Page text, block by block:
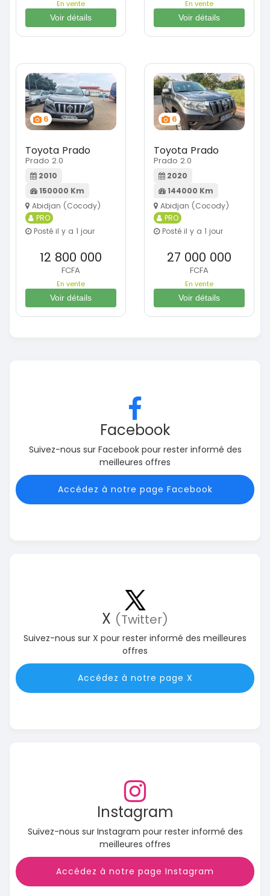
En vente
Voir détails
En vente
Voir détails
6
Toyota Prado
Prado 2.0
2010
150000 Km
Abidjan (Cocody)
PRO
Posté il y a 1 jour
12 800 000
FCFA
En vente
Voir détails
6
Toyota Prado
Prado 2.0
2020
144000 Km
Abidjan (Cocody)
PRO
Posté il y a 1 jour
27 000 000
FCFA
En vente
Voir détails
Facebook
Suivez-nous sur Facebook pour rester informé des
meilleures offres
Accédez à notre page Facebook
X (Twitter)
Suivez-nous sur X pour rester informé des meilleures
offres
Accédez à notre page X
Instagram
Suivez-nous sur Instagram pour rester informé des
meilleures offres
Accédez à notre page Instagram